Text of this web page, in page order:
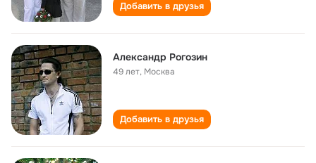
Добавить в друзья
Александр Рогозин
49 лет, Москва
Добавить в друзья